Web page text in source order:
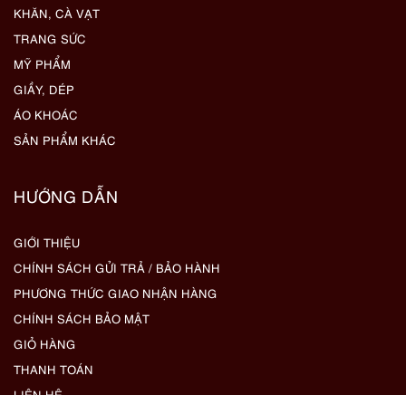
KHĂN, CÀ VẠT
TRANG SỨC
MỸ PHẨM
GIẦY, DÉP
ÁO KHOÁC
SẢN PHẨM KHÁC
HƯỚNG DẪN
GIỚI THIỆU
CHÍNH SÁCH GỬI TRẢ / BẢO HÀNH
PHƯƠNG THỨC GIAO NHẬN HÀNG
CHÍNH SÁCH BẢO MẬT
GIỎ HÀNG
THANH TOÁN